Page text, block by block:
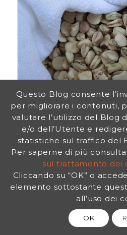
COLTIVIAMO LA
ADATTA A TUTTI I
I CLIMI
Sono davvero
cui dovremmo
cicerchia (Lathyrus
orto-giardino. Questo
la nostra salute,
cresce facilmente in
Questo Blog consente
per migliorare i contenuti,
valutare l’utilizzo del Blog
e/o dell’Utente e
statistiche sul traffico del
Per saperne di più
sul trattamento dei
Cliccando su “OK” o
elemento sottostante
all’uso dei
OK